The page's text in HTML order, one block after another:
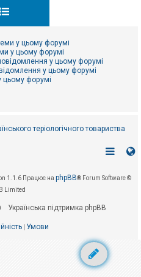
у цьому форумі
у цьому форумі
у цьому форумі
у цьому форумі
форумі
теріологічного товариства
1.1.6 Працює на phpBB® Forum Software ©
Limited
Українська підтримка phpBB
| Умови